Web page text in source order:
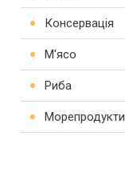
Консервація
М'ясо
Риба
Морепродукти